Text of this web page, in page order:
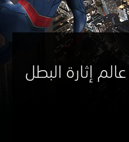
إثارة البطل